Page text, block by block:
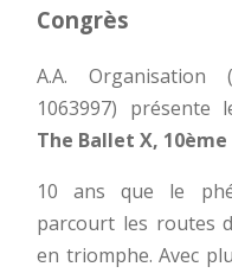
Congrès
A.A. Organisation
1063997) présente
The Ballet X,
10 ans que le
parcourt les routes
en triomphe. Avec